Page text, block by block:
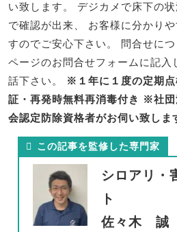
い致します。 デジカメで床下の
で確認が出来、 お客様に分かり
すのでご安心下さい。 問合せに
ページのお問合せフォームに記入
話下さい。
※１年に１度の定期
証・再発時無料再消毒付き ※社団
会認定防除資格者がお伺い致しま
この記事を監修した専門家
シロアリ・
ト
佐々木 誠